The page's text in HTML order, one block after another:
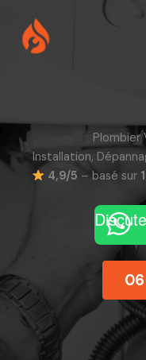
contenu
Plombier
Installation,
4,9/5 – basé sur